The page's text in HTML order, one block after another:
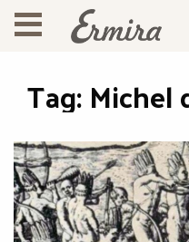
Tag:Michel